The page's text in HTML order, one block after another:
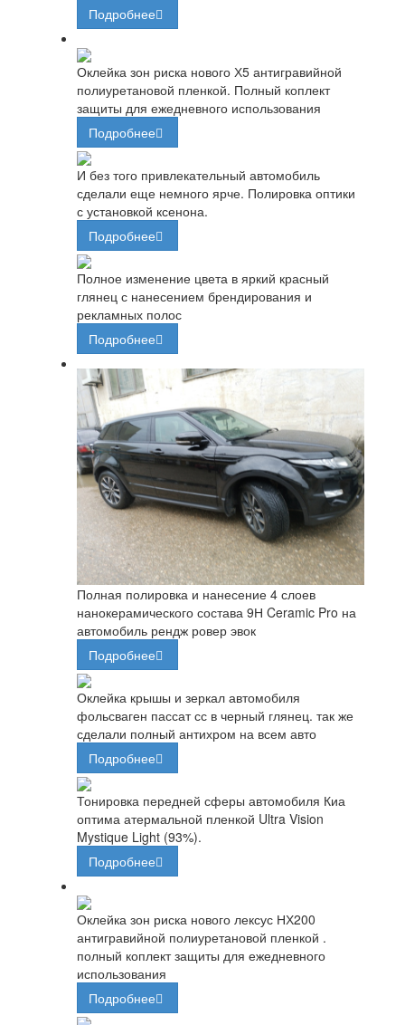
Подробнее
Оклейка зон риска нового Х5 антигравийной
полиуретановой пленкой. Полный коплект
защиты для ежедневного использования
Подробнее
И без того привлекательный автомобиль
сделали еще немного ярче. Полировка оптики
с установкой ксенона.
Подробнее
Полное изменение цвета в яркий красный
глянец с нанесением брендирования и
рекламных полос
Подробнее
Полная полировка и нанесение 4 слоев
нанокерамического состава 9Н Ceramic Pro на
автомобиль рендж ровер эвок
Подробнее
Оклейка крышы и зеркал автомобиля
фольсваген пассат сс в черный глянец. так же
сделали полный антихром на всем авто
Подробнее
Тонировка передней сферы автомобиля Киа
оптима атермальной пленкой Ultra Vision
Mystique Light (93%).
Подробнее
Оклейка зон риска нового лексус НХ200
антигравийной полиуретановой пленкой .
полный коплект защиты для ежедневного
использования
Подробнее